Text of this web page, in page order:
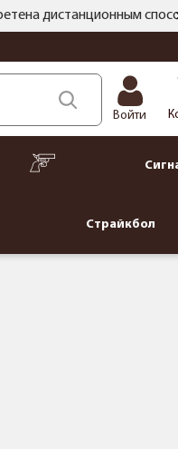
дистанционным
Войти
Страйкбол